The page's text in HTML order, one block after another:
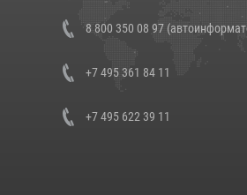
8 800 350 08 97
+7 495 361 84 11
+7 495 622 39 11